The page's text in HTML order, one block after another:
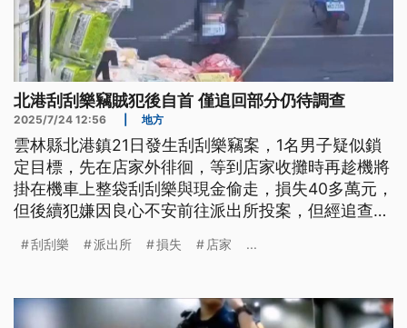
北港刮刮樂竊賊犯後自首 僅追回部分仍待調查
2025/7/24 12:56 地方
雲林縣北港鎮21日發生刮刮樂竊案，1名男子疑似鎖
定目標，先在店家外徘徊，等到店家收攤時再趁機將
掛在機車上整袋刮刮樂與現金偷走，損失40多萬元，
但後續犯嫌因良心不安前往派出所投案，但經追查刮
清，警方將積極調查偵辦。
刮刮樂 派出所 損失 店家 ...